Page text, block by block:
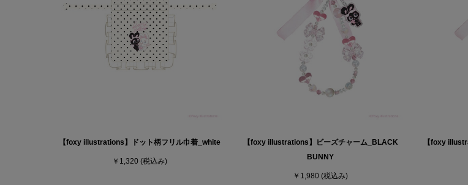
【foxy illustrations】ドット柄フリル巾着_white
￥1,320(税込み)
【foxy illustrations】ビーズチャーム_BLACK
BUNNY
￥1,980(税込み)
【foxy